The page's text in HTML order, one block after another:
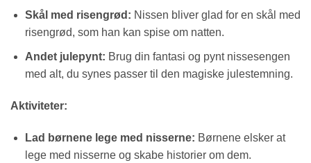
Skål med risengrød: Nissen bliver glad for en skål med
risengrød, som han kan spise om natten.
Andet julepynt: Brug din fantasi og pynt nissesengen
med alt, du synes passer til den magiske julestemning.
Aktiviteter:
Lad børnene lege med nisserne: Børnene elsker at
lege med nisserne og skabe historier om dem.